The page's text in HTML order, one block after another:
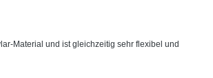
Material und ist gleichzeitig sehr flexibel und